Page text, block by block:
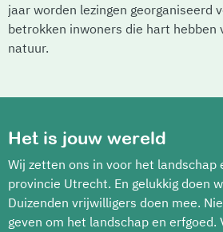
jaar worden lezingen georganiseerd
betrokken inwoners die hart hebben
natuur.
Het is jouw wereld
Wij zetten ons in voor het landschap
provincie Utrecht. En gelukkig doen
Duizenden vrijwilligers doen mee.
geven om het landschap en erfgoed.